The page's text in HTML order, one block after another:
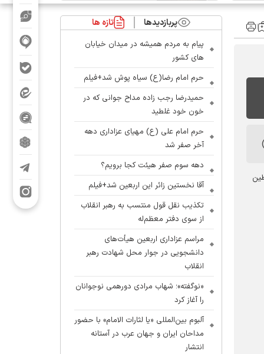
پربازدیدها تازه ها
پیام به مردم همیشه در میدان خیابان
های کشور
حرم امام رضا(ع) سیاه پوش شد+فیلم
حمیدرضا رجب زاده مداح جوانی که در
خون خود غلطید
حرم امام علی (ع) مهیای عزاداری دهه
آخر صفر شد
دهه سوم صفر هیئت کجا برویم؟
آقا نخستین زائر این اربعین شد+فیلم
تکذیب نقل قول منتسب به رهبر انقلاب
از سوی دفتر معظم‌له
مراسم عزاداری اربعین هیأت‌های
دانشجویی در جوار محل شهادت رهبر
انقلاب
«نوگفته»؛ شهاب مرادی دورهمی نوجوانان
را آغاز کرد
آلبوم بین‌المللی «یا لثارات الامام» با حضور
مداحان ایران و جهان عرب در آستانه
انتشار